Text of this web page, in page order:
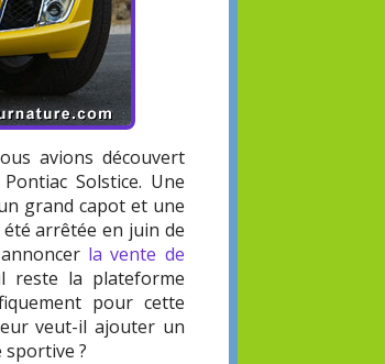
avions découvert
Solstice. Une
grand capot et une
arrêtée en juin de
la vente de
reste la plateforme
pour cette
veut-il ajouter un
?